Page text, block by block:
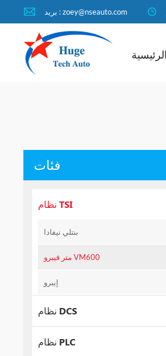
بريد : zoey@nseauto.com
فئات
نظام TSI
بنتلي نيفادا
متر فيبرو VM600
إيبرو
نظام DCS
نظام PLC